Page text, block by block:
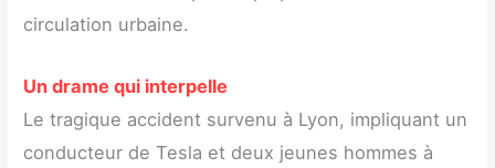
circulation urbaine.
Un drame qui interpelle
Le tragique accident survenu à Lyon, impliquant un
conducteur de Tesla et deux jeunes hommes à